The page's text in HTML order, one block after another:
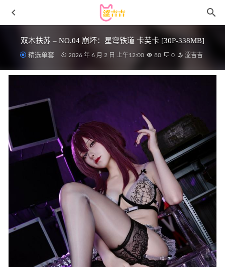
双木扶苏 – NO.04 崩坏：星穹铁道 卡芙卡 [30P-338MB]
精选单套 2026 年 6 月 2 日 上午12:00 80 0 涩吉吉
蠢沫沫 NO.276 T3赠品 午后 [45P-76M] 2025-04-18
[XIAOYU语画界]2022.04.21 VOL.762 王馨瑶yanni[63+1P／
2023-03-01
[Xiuren秀人网]2025.02.25 NO.9929 白浅浅[69+1P/720MB]
[XIUREN秀人网]2021.12.29 VOL.4399 凯竹姐姐[43+1P／
408MB] 2022-12-27
Min.E (민이) – NO.21 [LEEHEE EXPRESS] LEBE–225 [66P-
2024-11-09